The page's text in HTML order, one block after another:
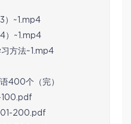
）~1.mp4
）~1.mp4
方法~1.mp4
400个（完）
100.pdf
200.pdf